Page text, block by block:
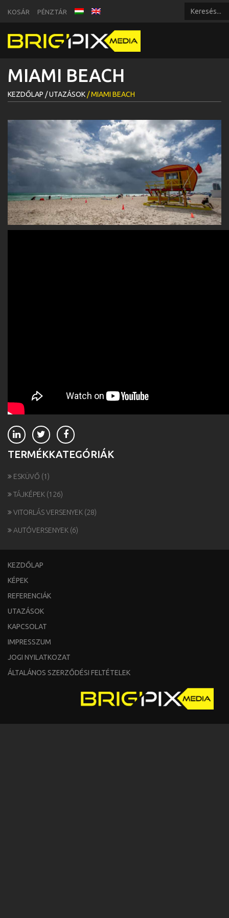
KOSÁR PÉNZTÁR
MIAMI BEACH
KEZDŐLAP /UTAZÁSOK / MIAMI BEACH
TERMÉKKATEGÓRIÁK
ESKÜVŐ (1)
TÁJKÉPEK (126)
VITORLÁS VERSENYEK (28)
AUTÓVERSENYEK (6)
KEZDŐLAP
KÉPEK
REFERENCIÁK
UTAZÁSOK
KAPCSOLAT
IMPRESSZUM
JOGI NYILATKOZAT
ÁLTALÁNOS SZERZŐDÉSI FELTÉTELEK